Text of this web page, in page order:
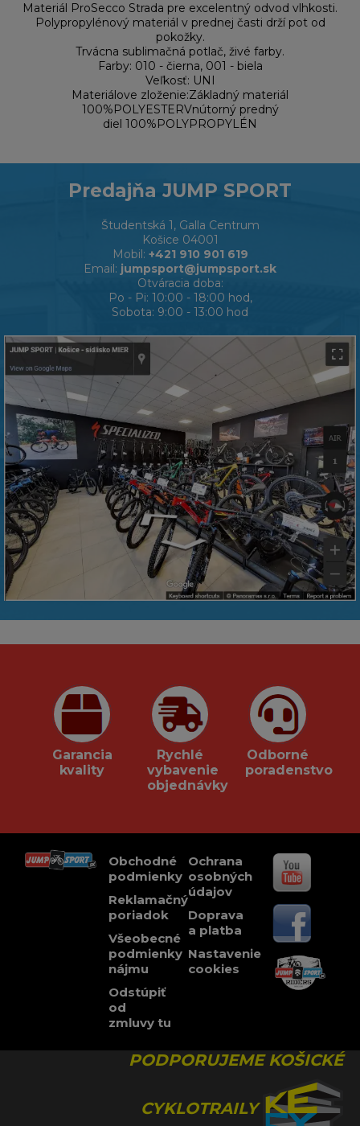
Materiál ProSecco Strada pre excelentný odvod vlhkosti.
Polypropylénový materiál v prednej časti drží pot od
pokožky.
Trvácna sublimačná potlač, živé farby.
Farby: 010 - čierna, 001 - biela
Veľkosť: UNI
Materiálove zloženie:Základný materiál
100%POLYESTERVnútorný predný
diel 100%POLYPROPYLÉN
Predajňa JUMP SPORT
Študentská 1, Galla Centrum
Košice 04001
Mobil: +421 910 901 619
Email: jumpsport@jumpsport.sk
Otváracia doba:
Po - Pi: 10:00 - 18:00 hod,
Sobota: 9:00 - 13:00 hod
Garancia
kvality
Rychlé
vybavenie
objednávky
Odborné
poradenstvo
Obchodné
podmienky
Reklamačný
poriadok
Všeobecné
podmienky
nájmu
Odstúpiť
od
zmluvy tu
Ochrana
osobných
údajov
Doprava
a platba
Nastavenie
cookies
PODPORUJEME KOŠICKÉ
CYKLOTRAILY